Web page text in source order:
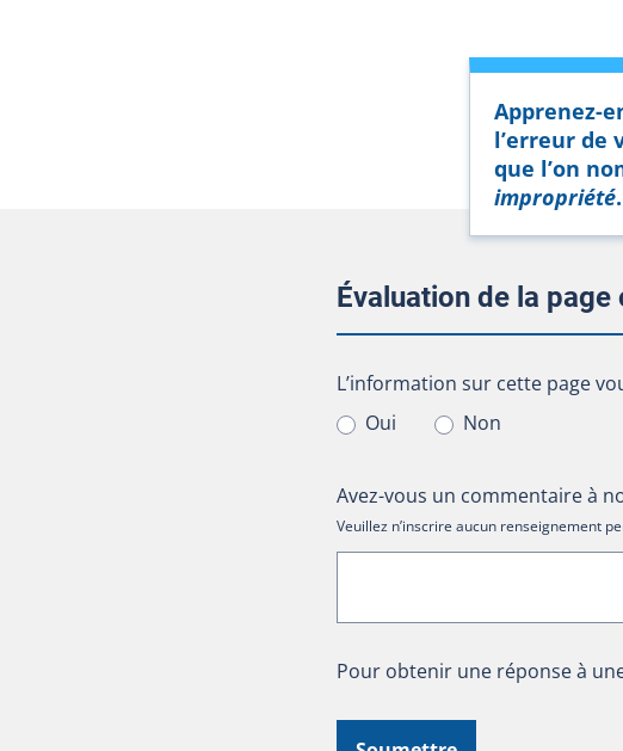
Apprenez-
l’erreur de
que l’on
impropriété.
Évaluation de la
L’information sur cette page
L’information sur cette page
Oui
Non
Avez-vous un commentaire à
Veuillez n’inscrire aucun renseignement
Pour obtenir une réponse à